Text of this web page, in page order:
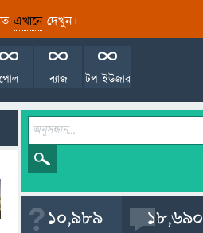
এখানেদেখুন।
টপ ইউজার
ব্যাজ
পোল
10,989 18,690